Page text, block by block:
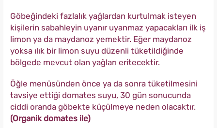
Göbeğindeki fazlalık yağlardan kurtulmak isteyen
kişilerin sabahleyin uyanır uyanmaz yapacakları ilk iş
limon ya da maydanoz yemektir. Eğer maydanoz
yoksa ılık bir limon suyu düzenli tüketildiğinde
bölgede mevcut olan yağları eritecektir.
Öğle menüsünden önce ya da sonra tüketilmesini
tavsiye ettiği domates suyu, 30 gün sonucunda
ciddi oranda göbekte küçülmeye neden olacaktır.
(Organik domates ile)